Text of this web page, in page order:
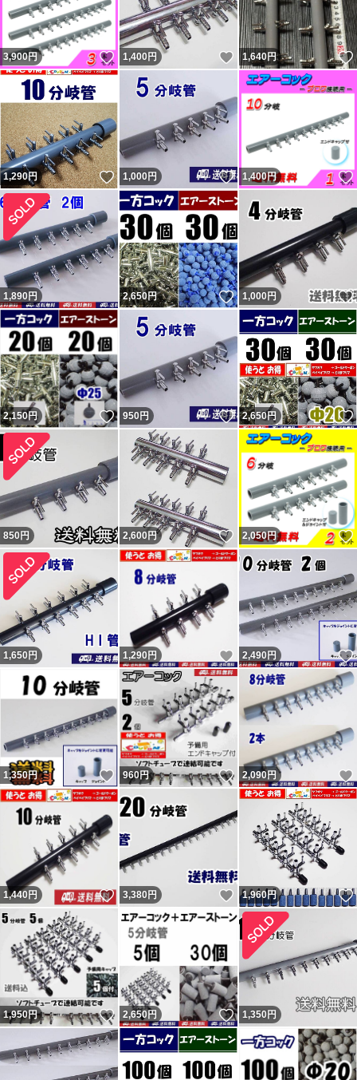
3,900円 いいね！
1,400円 いいね！
1,640円
1,290円 いいね！
1,000円 いいね！
1,400円
1,890円 2,650円 いいね！
1,000円
2,150円 いいね！
950円 いいね！
2,650円
850円 2,600 円 いいね！
2,050円
1,650 円 1,290 円 いいね！
2,490円
1,350円 いいね！
960円 いいね！
2,090円
1,440 円 いいね！
3,380円 いいね！
1,960円
1,950円 いいね！
2,650 円 いいね！
1,350円